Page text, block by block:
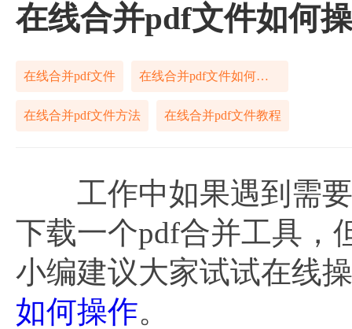
在线合并pdf文件如何
在线合并pdf文件 在线合并pdf文件如何操作
在线合并pdf文件方法 在线合并pdf文件教程
工作中如果遇到需要
下载一个pdf合并工具，
小编建议大家试试在线
如何操作。